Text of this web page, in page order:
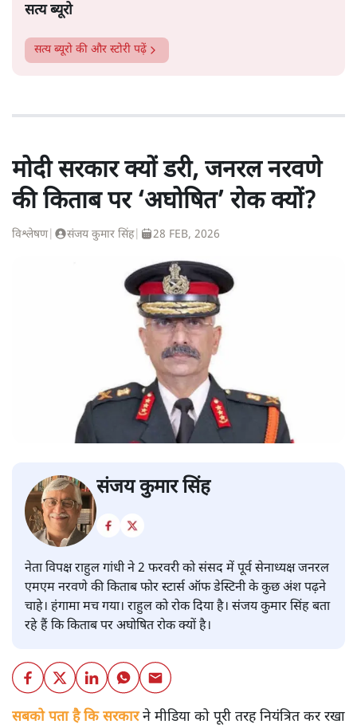
सत्य ब्यूरो
सत्य ब्यूरो की और स्टोरी पढ़ें
मोदी सरकार क्यों डरी, जनरल नरवणे
की किताब पर ‘अघोषित’ रोक क्यों?
विश्लेषण| संजय कुमार सिंह| 28 FEB, 2026
संजय कुमार सिंह
नेता विपक्ष राहुल गांधी ने 2 फरवरी को संसद में पूर्व सेनाध्यक्ष जनरल
एमएम नरवणे की किताब फोर स्टार्स ऑफ डेस्टिनी के कुछ अंश पढ़ने
चाहे। हंगामा मच गया। राहुल को रोक दिया है। संजय कुमार सिंह बता
रहे हैं कि किताब पर अघोषित रोक क्यों है।
सबको पता है कि सरकारने मीडिया को पूरी तरह नियंत्रित कर रखा